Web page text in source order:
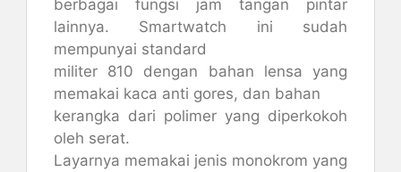
berbagai fungsi jam tangan pintar
lainnya. Smartwatch ini sudah
mempunyai standard
militer 810 dengan bahan lensa yang
memakai kaca anti gores, dan bahan
kerangka dari polimer yang diperkokoh
oleh serat.
Layarnya memakai jenis monokrom yang